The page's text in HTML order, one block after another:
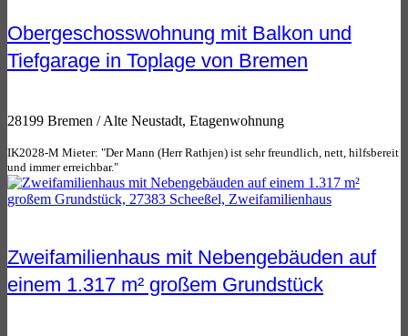
Obergeschosswohnung mit Balkon und
Tiefgarage in Toplage von Bremen
28199 Bremen / Alte Neustadt, Etagenwohnung
IK2028-M Mieter: "Der Mann (Herr Rathjen) ist sehr freundlich, nett, hilfsbereit
und immer erreichbar."
Zweifamilienhaus mit Nebengebäuden auf
einem 1.317 m² großem Grundstück